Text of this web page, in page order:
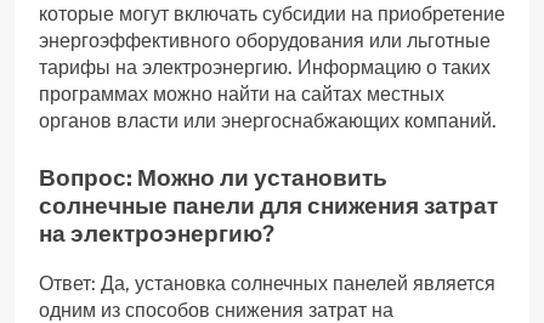
которые могут включать субсидии на приобретение
энергоэффективного оборудования или льготные
тарифы на электроэнергию. Информацию о таких
программах можно найти на сайтах местных
органов власти или энергоснабжающих компаний.
Вопрос: Можно ли установить
солнечные панели для снижения затрат
на электроэнергию?
Ответ: Да, установка солнечных панелей является
одним из способов снижения затрат на